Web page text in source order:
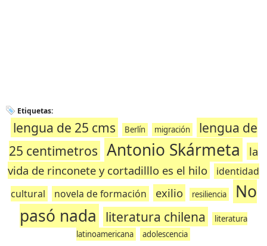
Etiquetas:
lengua de 25 cms Berlín migración
lengua de
25 centimetros Antonio Skármeta
la
vida de rinconete y cortadilllo es el hilo
identidad
cultural
novela de formación exilio resiliencia
No
pasó nada
literatura chilena
literatura
latinoamericana
adolescencia